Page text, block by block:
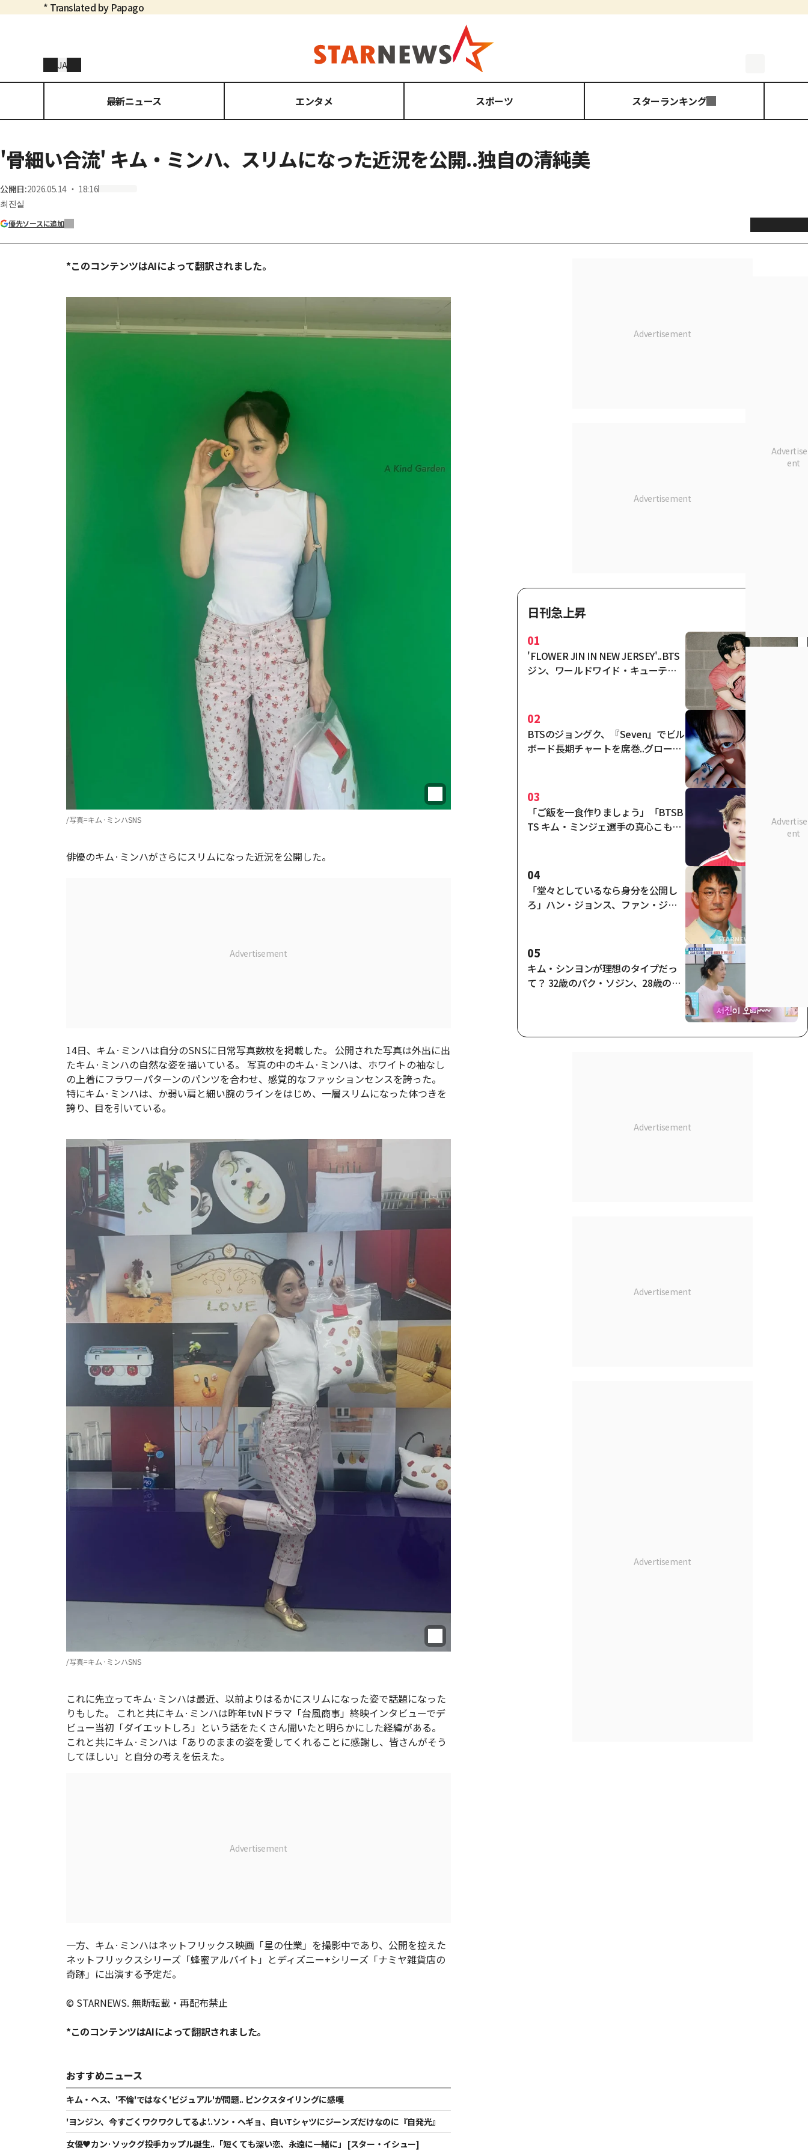
* Translated by Papago
JA
最新ニュース エンタメ スポーツ スターランキング
'骨細い合流' キム・ミンハ、スリムになった近況を公開..独自の清純美
公開日:2026.05.14 ・ 18:16
최진실
優先ソースに追加
*このコンテンツはAIによって翻訳されました。
/写真=キム·ミンハSNS
俳優のキム·ミンハがさらにスリムになった近況を公開した。
14日、キム·ミンハは自分のSNSに日常写真数枚を掲載した。 公開された写真は外出に出
たキム·ミンハの自然な姿を描いている。 写真の中のキム·ミンハは、ホワイトの袖なし
の上着にフラワーパターンのパンツを合わせ、感覚的なファッションセンスを誇った。
特にキム·ミンハは、か弱い肩と細い腕のラインをはじめ、一層スリムになった体つきを
誇り、目を引いている。
/写真=キム·ミンハSNS
これに先立ってキム·ミンハは最近、以前よりはるかにスリムになった姿で話題になった
りもした。 これと共にキム·ミンハは昨年tvNドラマ「台風商事」終映インタビューでデ
ビュー当初「ダイエットしろ」という話をたくさん聞いたと明らかにした経緯がある。
これと共にキム·ミンハは「ありのままの姿を愛してくれることに感謝し、皆さんがそう
してほしい」と自分の考えを伝えた。
一方、キム·ミンハはネットフリックス映画「星の仕業」を撮影中であり、公開を控えた
ネットフリックスシリーズ「蜂蜜アルバイト」とディズニー+シリーズ「ナミヤ雑貨店の
奇跡」に出演する予定だ。
© STARNEWS. 無断転載・再配布禁止
*このコンテンツはAIによって翻訳されました。
おすすめニュース
キム・ヘス、'不倫'ではなく'ビジュアル'が問題.. ピンクスタイリングに感嘆
'ヨンジン、今すごくワクワクしてるよ'..ソン・ヘギョ、白いTシャツにジーンズだけなのに『自発光』
女優♥カン·ソックグ投手カップル誕生..「短くても深い恋、永遠に一緒に」 [スター・イシュー]
日刊急上昇
01
'FLOWER JIN IN NEW JERSEY'..BTS
ジン、ワールドワイド・キューティ
ブ
02
BTSのジョングク、『Seven』でビル
ボード長期チャートを席巻..グローバ
03
「ご飯を一食作りましょう」「BTSB
TS キム・ミンジェ選手の真心こもっ
04
「堂々としているなら身分を公開し
ろ」ハン・ジョンス、ファン・ジョ
05
キム・シンヨンが理想のタイプだっ
て？ 32歳のパク・ソジン、28歳の美